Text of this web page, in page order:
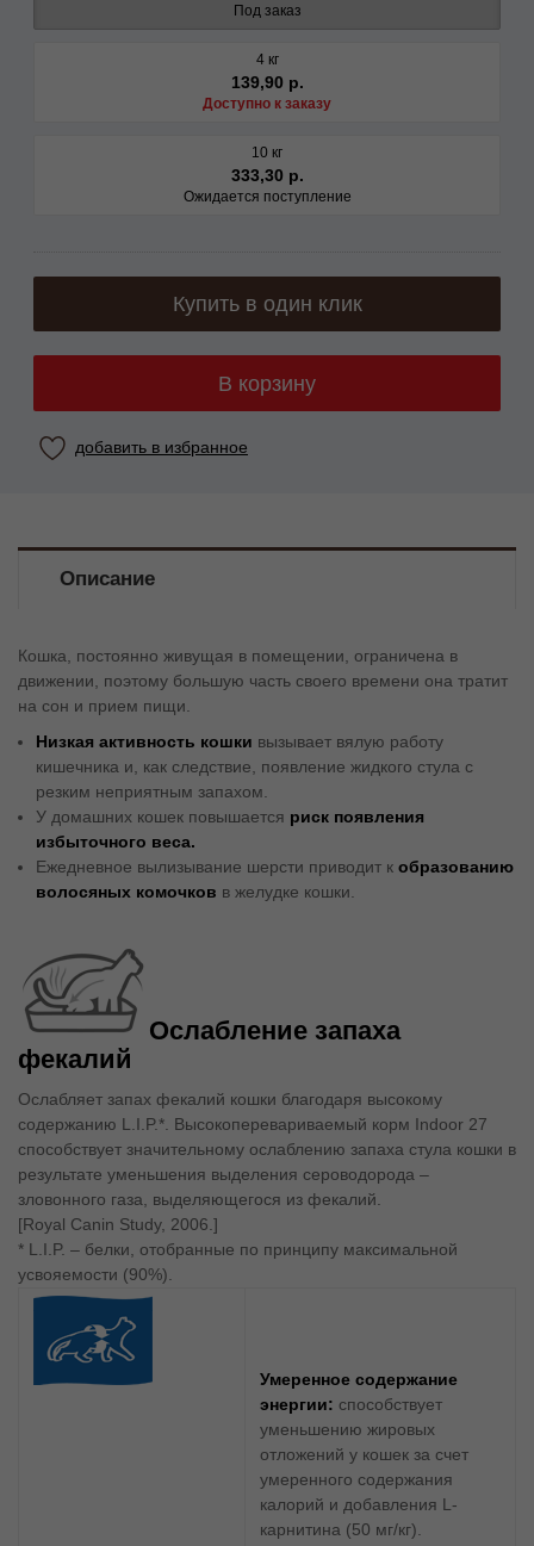
Под заказ
4 кг
139,90 р.
Доступно к заказу
10 кг
333,30 р.
Ожидается поступление
Купить в один клик
В корзину
добавить в избранное
Описание
Кошка, постоянно живущая в помещении, ограничена в
движении, поэтому большую часть своего времени она тратит
на сон и прием пищи.
Низкая активность кошки вызывает вялую работу
кишечника и, как следствие, появление жидкого стула с
резким неприятным запахом.
У домашних кошек повышается риск появления
избыточного веса.
Ежедневное вылизывание шерсти приводит кобразованию
волосяных комочков в желудке кошки.
Ослабление запаха
фекалий
Ослабляет запах фекалий кошки благодаря высокому
содержанию L.I.P.*. Высокоперевариваемый корм Indoor 27
способствует значительному ослаблению запаха стула кошки в
результате уменьшения выделения сероводорода –
зловонного газа, выделяющегося из фекалий.
[Royal Canin Study, 2006.]
* L.I.P. – белки, отобранные по принципу максимальной
усвояемости (90%).
Умеренное содержание
энергии: способствует
уменьшению жировых
отложений у кошек за счет
умеренного содержания
калорий и добавления L-
карнитина (50 мг/кг).